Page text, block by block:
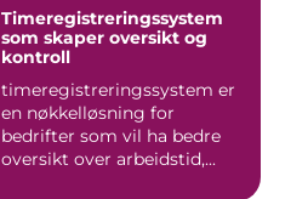
Timeregistreringssystem
som skaper oversikt og
kontroll
timeregistreringssystem er
en nøkkelløsning for
bedrifter som vil ha bedre
oversikt over arbeidstid,...